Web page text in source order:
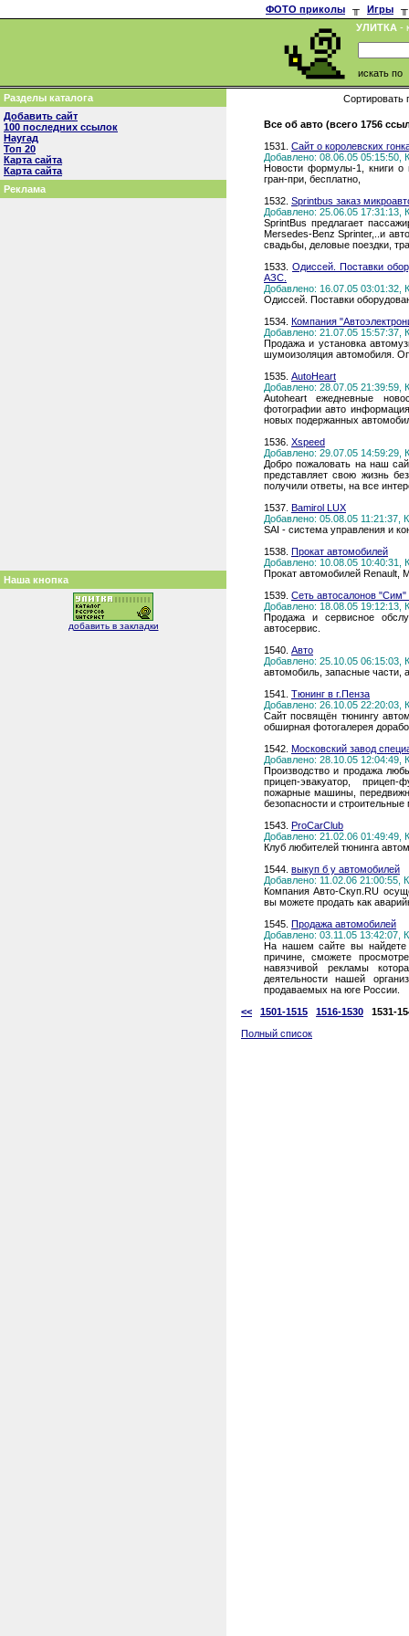
ФОТО приколы ╥ Игры
╥
УЛИТКА -
искать по
Разделы каталога
Добавить сайт
100 последних ссылок
Наугад
Топ 20
Карта сайта
Карта сайта
Реклама
Наша кнопка
добавить в закладки
Сортировать
Все об авто (всего 1756
1531. Сайт о королевских
Добавлено: 08.06.05 05:15:50,
Новости формулы-1, книги о
гран-при, бесплатно,
1532. Sprintbus заказ
Добавлено: 25.06.05 17:31:13,
SprintBus предлагает
Mersedes-Benz Sprinter,..и
свадьбы, деловые поездки,
1533. Одиссей. Поставки
АЗС.
Добавлено: 16.07.05 03:01:32,
Одиссей. Поставки
1534. Компания
Добавлено: 21.07.05 15:57:37,
Продажа и установка
шумоизоляция автомобиля.
1535. AutoHeart
Добавлено: 28.07.05 21:39:59,
Autoheart ежедневные
фотографии авто
новых подержанных
1536. Xspeed
Добавлено: 29.07.05 14:59:29,
Добро пожаловать на наш
представляет свою жизнь
получили ответы, на все
1537. Bamirol LUX
Добавлено: 05.08.05 11:21:37,
SAI - система управления и
1538. Прокат автомобилей
Добавлено: 10.08.05 10:40:31,
Прокат автомобилей Renault,
1539. Сеть автосалонов
Добавлено: 18.08.05 19:12:13,
Продажа и сервисное
автосервис.
1540. Авто
Добавлено: 25.10.05 06:15:03,
автомобиль, запасные части,
1541. Тюнинг в г.Пенза
Добавлено: 26.10.05 22:20:03,
Сайт посвящён тюнингу
обширная фотогалерея
1542. Московский завод
Добавлено: 28.10.05 12:04:49,
Производство и продажа
прицеп-эвакуатор, прицеп-
пожарные машины,
безопасности и строительные
1543. ProCarClub
Добавлено: 21.02.06 01:49:49,
Клуб любителей тюнинга
1544. выкуп б у автомобилей
Добавлено: 11.02.06 21:00:55,
Компания Авто-Скуп.RU
вы можете продать как
1545. Продажа автомобилей
Добавлено: 03.11.05 13:42:07,
На нашем сайте вы найдете
причине, сможете
навязчивой рекламы
деятельности нашей
продаваемых на юге России.
<<
1501-1515 1516-1530
1531-
Полный список